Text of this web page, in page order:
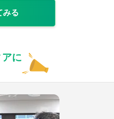
みる
に